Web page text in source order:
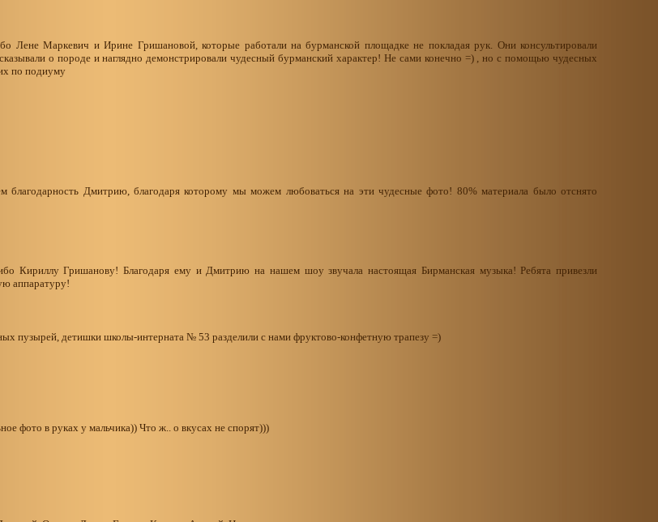
Лене Маркевич и Ирине Гришановой, которые работали на бурманской площадке не покладая рук. Они консультировали
о породе и наглядно демонстрировали чудесный бурманский характер! Не сами конечно =) , но с помощью чудесных
по подиуму
благодарность Дмитрию, благодаря которому мы можем любоваться на эти чудесные фото! 80% материала было отснято
Кириллу Гришанову! Благодаря ему и Дмитрию на нашем шоу звучала настоящая Бирманская музыка! Ребята привезли
аппаратуру!
пузырей, детишки школы-интерната № 53 разделили с нами фруктово-конфетную трапезу =)
фото в руках у мальчика)) Что ж.. о вкусах не спорят)))